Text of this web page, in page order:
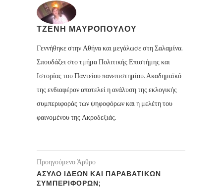
ΤΖΕΝΗ ΜΑΥΡΟΠΟΥΛΟΥ
Γεννήθηκε στην Αθήνα και μεγάλωσε στη Σαλαμίνα.
Σπουδάζει στο τμήμα Πολιτικής Επιστήμης και
Ιστορίας του Παντείου πανεπιστημίου. Ακαδημαϊκό
της ενδιαφέρον αποτελεί η ανάλυση της εκλογικής
συμπεριφοράς των ψηφοφόρων και η μελέτη του
φαινομένου της Ακροδεξιάς.
Προηγούμενο Άρθρο
ΑΣΥΛΟ ΙΔΕΩΝ ΚΑΙ ΠΑΡΑΒΑΤΙΚΩΝ
ΣΥΜΠΕΡΙΦΟΡΩΝ;